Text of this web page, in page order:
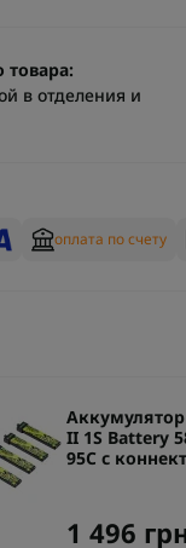
товара:
в отделения и
оплата по счету
Аккумулятор
II 1S Battery
95C с
1 496